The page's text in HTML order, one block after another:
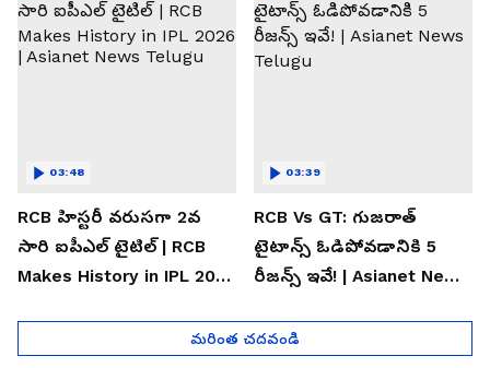
RCB హిస్టరీ వరుసగా 2వ
సారి ఐపీఎల్ టైటిల్ | RCB
Makes History in IPL 2026
03:48
RCB Vs GT: గుజరాత్
టైటాన్స్ ఓడిపోవడానికి 5
రీజన్స్ ఇవే! | Asianet News
03:39
మరింత చదవండి